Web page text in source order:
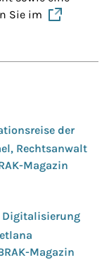
Sie im
der
Rechtsanwalt
Magazin
Digitalisierung
Magazin